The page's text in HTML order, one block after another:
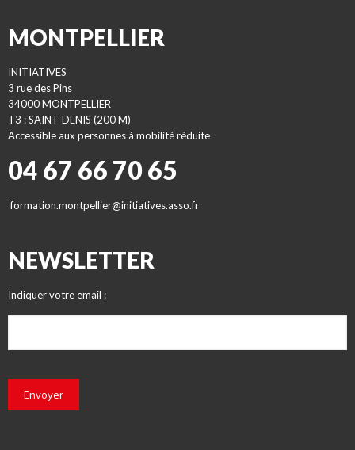
MONTPELLIER
INITIATIVES
3 rue des Pins
34000 MONTPELLIER
T3 : SAINT-DENIS (200 M)
Accessible aux personnes à mobilité réduite
04 67 66 70 65
formation.montpellier@initiatives.asso.fr
NEWSLETTER
Indiquer votre email :
Envoyer